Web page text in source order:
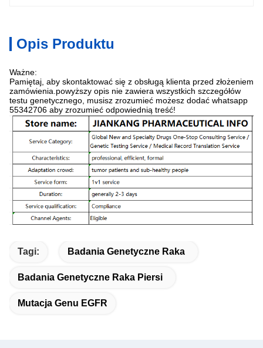
Opis Produktu
Ważne:
Pamiętaj, aby skontaktować się z obsługą klienta przed złożeniem
zamówienia.powyższy opis nie zawiera wszystkich szczegółów
testu genetycznego, musisz zrozumieć możesz dodać whatsapp
55342706 aby zrozumieć odpowiednią treść!
Tagi: Badania Genetyczne Raka
Badania Genetyczne Raka Piersi
Mutacja Genu EGFR